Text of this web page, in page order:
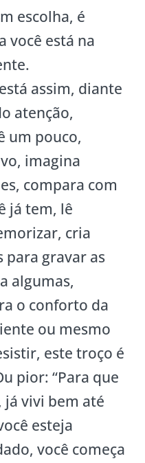
escolha, é
você está na
assim, diante
atenção,
um pouco,
imagina
compara com
já tem, lê
cria
para gravar as
algumas,
o conforto da
ou mesmo
este troço é
pior: “Para que
vivi bem até
esteja
você começa